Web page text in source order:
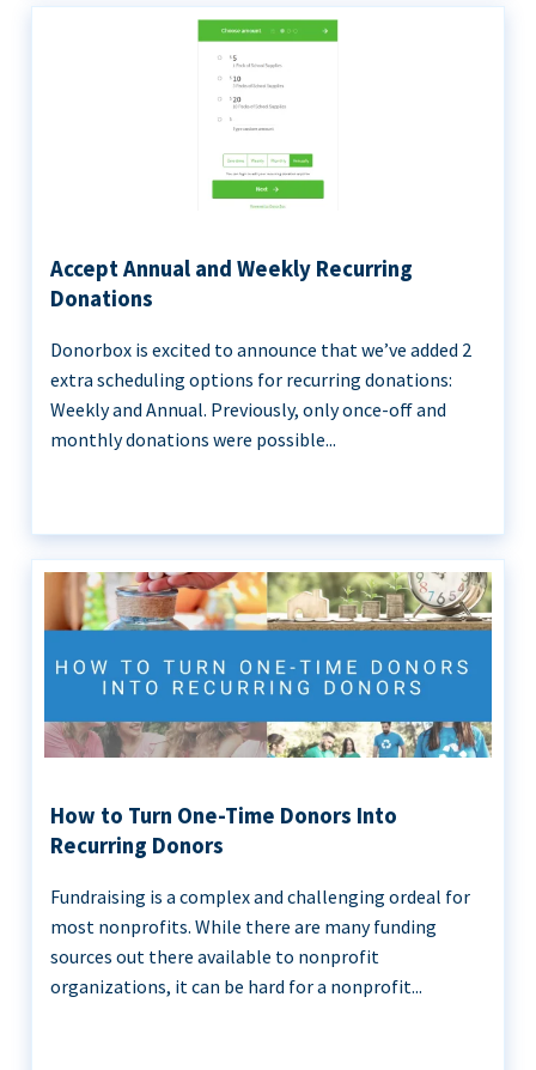
Accept Annual and Weekly Recurring
Donations
Donorbox is excited to announce that we’ve added 2
extra scheduling options for recurring donations:
Weekly and Annual. Previously, only once-off and
monthly donations were possible...
How to Turn One-Time Donors Into
Recurring Donors
Fundraising is a complex and challenging ordeal for
most nonprofits. While there are many funding
sources out there available to nonprofit
organizations, it can be hard for a nonprofit...